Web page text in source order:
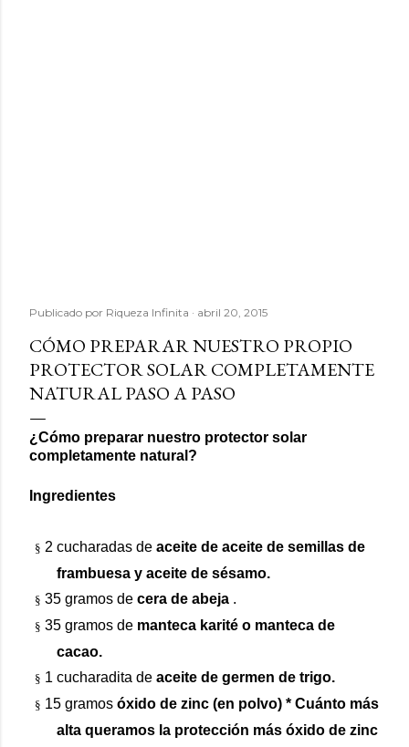
Publicado por Riqueza Infinita abril 20, 2015
CÓMO PREPARAR NUESTRO PROPIO
PROTECTOR SOLAR COMPLETAMENTE
NATURAL PASO A PASO
¿Cómo preparar nuestro protector solar
completamente natural?
Ingredientes
§ 2 cucharadas de aceite de aceite de semillas de
frambuesa y aceite de sésamo.
§ 35 gramos de cera de abeja .
§ 35 gramos de manteca karité o manteca de
cacao.
§ 1 cucharadita de aceite de germen de trigo.
§ 15 gramos óxido de zinc (en polvo) * Cuánto más
alta queramos la protección más óxido de zinc